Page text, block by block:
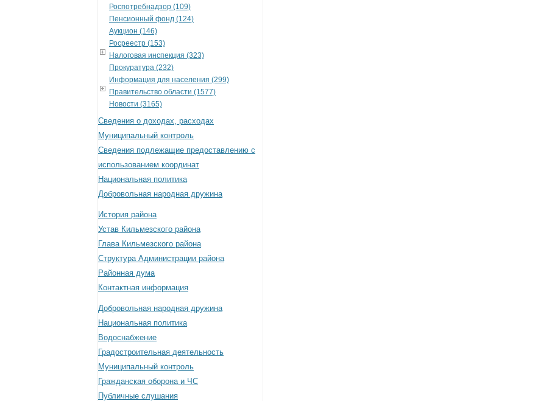
Роспотребнадзор (109)
Пенсионный фонд (124)
Аукцион (146)
Росреестр (153)
Налоговая инспекция (323)
Прокуратура (232)
Информация для населения (299)
Правительство области (1577)
Новости (3165)
Сведения о доходах, расходах
Муниципальный контроль
Сведения подлежащие предоставлению с
использованием координат
Национальная политика
Добровольная народная дружина
История района
Устав Кильмезского района
Глава Кильмезского района
Структура Администрации района
Районная дума
Контактная информация
Добровольная народная дружина
Национальная политика
Водоснабжение
Градостроительная деятельность
Муниципальный контроль
Гражданская оборона и ЧС
Публичные слушания